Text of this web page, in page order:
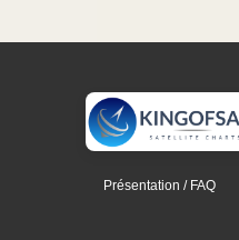
Présentation / FAQ